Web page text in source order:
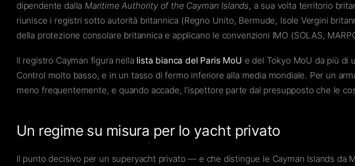
dipendente dalla Maritime Authority of the Cayman Islands, a sua volta territorio
riunisce i registri sotto autorità britannica (Regno Unito, Bermude, Isole Vergini
della protezione consolare britannica e applicano le convenzioni IMO (SOLAS,
Il registro Cayman figura nella lista bianca del Paris MoU e del Tokyo MoU da più di
Control molto basso, e in un tasso di fermo inferiore alla media mondiale. Per un
meno frequentemente, e quando accade, l’ispettore parte dal presupposto che le
Un regime su misura per lo yacht privato
Il punto decisivo per un superyacht privato — e che distingue le Cayman Islands da